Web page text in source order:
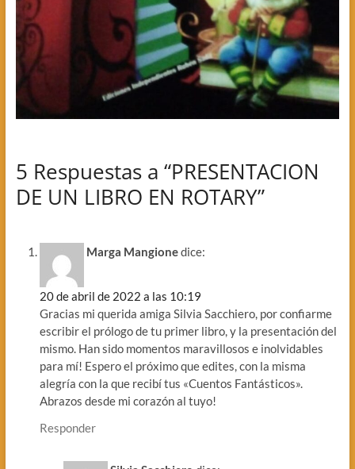
5 Respuestas a “PRESENTACION
DE UN LIBRO EN ROTARY”
Marga Mangionedice:
20 de abril de 2022 a las 10:19
Gracias mi querida amiga Silvia Sacchiero, por confiarme
escribir el prólogo de tu primer libro, y la presentación del
mismo. Han sido momentos maravillosos e inolvidables
para mí! Espero el próximo que edites, con la misma
alegría con la que recibí tus «Cuentos Fantásticos».
Abrazos desde mi corazón al tuyo!
Responder